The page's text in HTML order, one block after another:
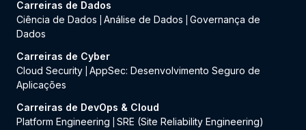
Carreiras de Dados
Ciência de Dados
Análise de Dados
Governança de
Dados
Carreiras de Cyber
Cloud Security AppSec: Desenvolvimento Seguro de
Aplicações
Carreiras de DevOps & Cloud
Platform Engineering
SRE (Site Reliability Engineering)